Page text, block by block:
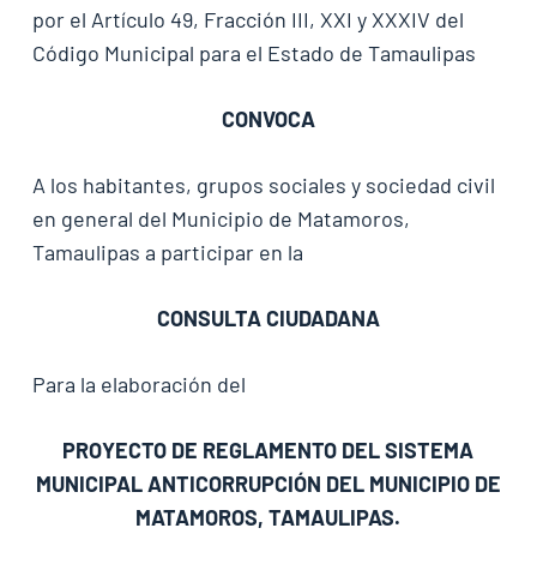
por el Artículo 49, Fracción III, XXI y XXXIV del
Código Municipal para el Estado de Tamaulipas
CONVOCA
A los habitantes, grupos sociales y sociedad civil
en general del Municipio de Matamoros,
Tamaulipas a participar en la
CONSULTA CIUDADANA
Para la elaboración del
PROYECTO DE REGLAMENTO DEL SISTEMA
MUNICIPAL ANTICORRUPCIÓN DEL MUNICIPIO DE
MATAMOROS, TAMAULIPAS.